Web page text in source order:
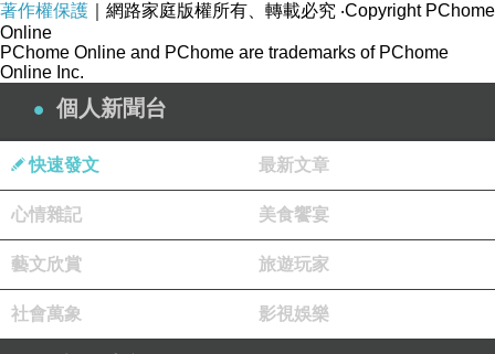
Samsung這一系列的手機盒比較有質感，
我們坦白說，就像在拆禮物一樣，連裡面的配件都裝的像是精美禮品。
其實S9+從拆盒開始就給我很驚豔的感覺，
當然，雖然現在的配件都大同小異，但只能說，花比別隻多的錢，
這一款耳機質感也明顯比SONY好很多。
這個卡托KEY真的是創意到很有特色，
著作權保護 ｜網路家庭版權所有、轉載必究 ‧Copyright PChome
Online
PChome Online and PChome are trademarks of PChome
Online Inc.
個人新聞台
快速發文 最新文章
心情雜記 美食饗宴
藝文欣賞 旅遊玩家
社會萬象 影視娛樂